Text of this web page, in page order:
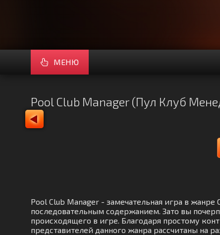
МЕНЮ
Pool Club Manager (Пул Клуб
Pool Club Manager - замечательная игра в
последовательным содержанием. Зато вы
происходящего в игре. Благодаря простому
представителей данного жанра рассчитаны на